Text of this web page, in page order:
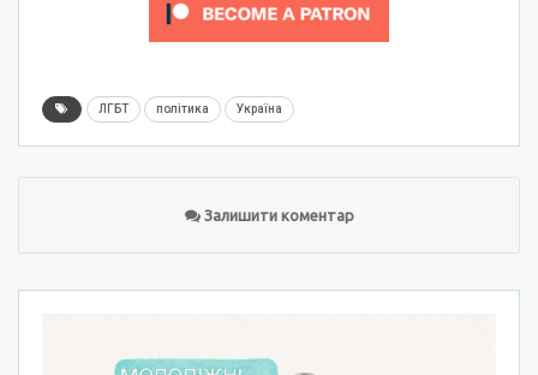
ЛГБТ політика Україна
Залишити коментар